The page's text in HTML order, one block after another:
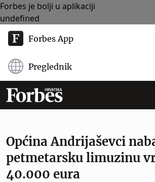
Forbes je bolji u aplikaciji
undefined
Forbes App
Preglednik
Općina Andrijaševci
petmetarsku limuzinu
40.000 eura